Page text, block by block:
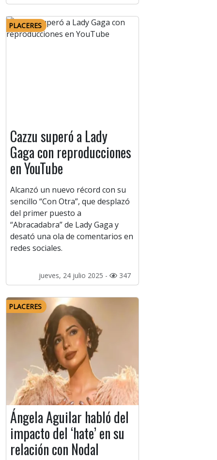
PLACERES
Cazzu superó a Lady
Gaga con reproducciones
en YouTube
Alcanzó un nuevo récord con su
sencillo “Con Otra”, que desplazó
del primer puesto a
“Abracadabra” de Lady Gaga y
desató una ola de comentarios en
redes sociales.
jueves, 24 julio 2025 - 347
PLACERES
Ángela Aguilar habló del
impacto del ‘hate’ en su
relación con Nodal